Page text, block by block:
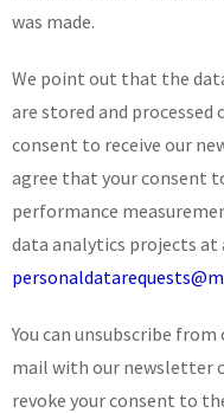
was made.
We point out that the
are stored and processed
consent to receive our
agree that your consent
performance
data analytics projects
You can unsubscribe
mail with our newsletter
revoke your consent to